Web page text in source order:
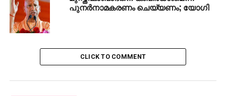
RELATED TOPICS:
SAMAJ VADI PARTY
സവര്‍ക്കറെ വെളുപ്പിച്ചെടുക്കാനുള്ള ശ്രമത്തില്‍
പറഞ്ഞുതുടങ്ങിയിട്ടുണ്ട്
പുനര്‍നാമകരണം ചെയ്യണം; യോഗി
CLICK TO COMMENT